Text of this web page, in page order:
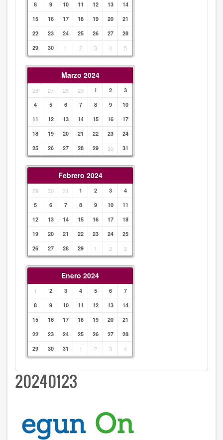
8
9 10 11 12 13
14
15
16 17 18 19 20
21
22
23 24 25 26 27
28
29
30 1 2 3 4 5
Marzo 2024
26 27 28 29 1 2
3
4
5 6 7 8 9
10
11
12 13 14 15 16
17
18
19 20 21 22 23
24
25
26 27 28 29 30 31
Febrero 2024
29 30 31 1 2 3
4
5
6 7 8 9 10
11
12
13 14 15 16 17
18
19
20 21 22 23 24
25
26
27 28 29 1 2 3
Enero 2024
1 2 3 4 5 6
7
8
9 10 11 12 13
14
15
16 17 18 19 20
21
22
23 24 25 26 27
28
29
30 31 1 2 3 4
20240123